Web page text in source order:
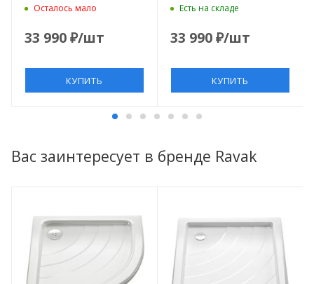
Осталось мало
33 990₽/шт
КУПИТЬ
Есть на складе
33 990₽/шт
КУПИТЬ
Вас заинтересует в бренде Ravak